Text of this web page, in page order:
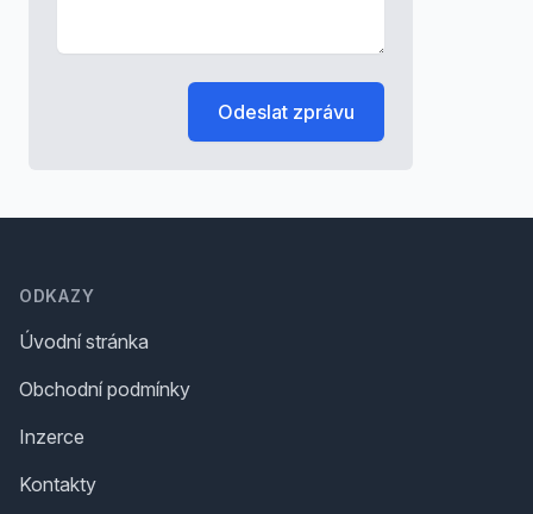
Odeslat zprávu
ODKAZY
Úvodní stránka
Obchodní podmínky
Inzerce
Kontakty